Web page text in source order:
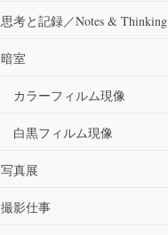
思考と記録／Notes & Thinking
暗室
カラーフィルム現像
白黒フィルム現像
写真展
撮影仕事